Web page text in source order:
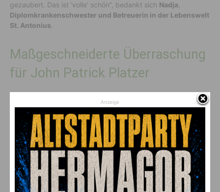
gezaubert. Das ist ‘volle’ schön”, bedankt sich Nadja
Diplomkrankenschwester und Betreuerin in der Lebenswelt
St. Antonius
Maßgeschneiderte Überraschung
für John Patrick Platzer
maßgeschneidertes Geschenk fürPlatzer. “Als Danke für den
jahrelangen selbstlosen Einsatz vonJohn, haben wir ihm ein
besonderes ‘Soldaten mit Herz’-Einzelstück gefertigt”, erklärt
Designerin Isabella Dorfer.Platzer freute sich sichtlich und
war begeistert über das kunstvolle wie nachhaltige
Modestück – eine Einsatzjacke der Schweizer Armee, die mit
Herz-Motiven, dem Vereins-Wappen und echten Schilling-
sowie Groschen-Münzen veredelt wurde.
Anzeige